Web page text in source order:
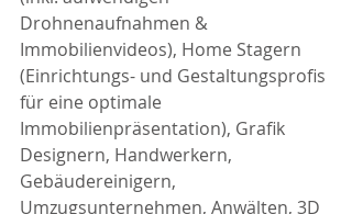
Drohnenaufnahmen &
Immobilienvideos), Home Stagern
(Einrichtungs- und Gestaltungsprofis
für eine optimale
Immobilienpräsentation), Grafik
Designern, Handwerkern,
Gebäudereinigern,
Umzugsunternehmen, Anwälten, 3D